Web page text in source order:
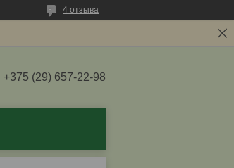
4 отзыва
+375 (29) 657-22-98